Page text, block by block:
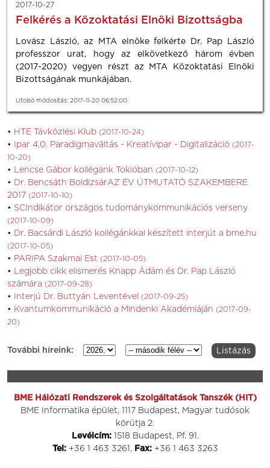
2017-10-27
Felkérés a Közoktatási Elnöki Bizottságba
Lovász László, az MTA elnöke felkérte Dr. Pap László
professzor urat, hogy az elkövetkező három évben
(2017-2020) vegyen részt az MTA Közoktatási Elnöki
Bizottságának munkájában.
Utolsó módosítás: 2017-11-20 06:52:00
HTE Távközlési Klub (2017-10-24)
Ipar 4.0. Paradigmaváltás - Kreatívipar - Digitalizáció (2017-
10-20)
Lencse Gábor kollégánk Tokióban (2017-10-12)
Dr. Bencsáth BoldizsárAZ ÉV ÚTMUTATÓ SZAKEMBERE
2017 (2017-10-10)
SCIndikátor országos tudománykommunikációs verseny
(2017-10-09)
Dr. Bacsárdi László kollégánkkal készített interjút a bme.hu
(2017-10-05)
PARIPA Szakmai Est (2017-10-05)
Legjobb cikk elismerés Knapp Ádám és Dr. Pap László
számára (2017-09-28)
Interjú Dr. Buttyán Leventével (2017-09-25)
Kvantumkommunikáció a Mindenki Akadémiáján (2017-09-
20)
További híreink:
BME Hálózati Rendszerek és Szolgáltatások Tanszék (HIT)
BME Informatika épület, 1117 Budapest, Magyar tudósok
körútja 2.
Levélcím:1518 Budapest, Pf. 91.
Tel:+36 1 463 3261, Fax:+36 1 463 3263